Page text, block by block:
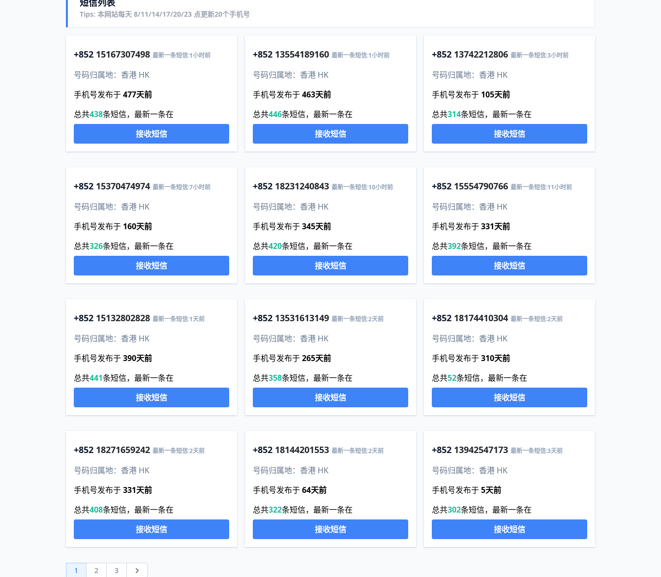
短信列表
Tips: 本网站每天 8/11/14/17/20/23 点更新20个手机号
+852 15167307498 最新一条短信:1小时前
号码归属地：香港 HK
手机号发布于477天前
总共438条短信，最新一条在
接收短信
+852 13554189160 最新一条短信:1小时前
号码归属地：香港 HK
手机号发布于463天前
总共446条短信，最新一条在
接收短信
+852 13742212806 最新一条短信:3小时前
号码归属地：香港 HK
手机号发布于 105天前
总共314条短信，最新一条在
接收短信
+852 15370474974 最新一条短信:7小时前
号码归属地：香港 HK
手机号发布于 160天前
总共326条短信，最新一条在
接收短信
+852 18231240843 最新一条短信:10小时前
号码归属地：香港 HK
手机号发布于345天前
总共420条短信，最新一条在
接收短信
+852 15554790766 最新一条短信:11小时前
号码归属地：香港 HK
手机号发布于331天前
总共392条短信，最新一条在
接收短信
+852 15132802828 最新一条短信:1天前
号码归属地：香港 HK
手机号发布于390天前
总共441条短信，最新一条在
接收短信
+852 13531613149 最新一条短信:2天前
号码归属地：香港 HK
手机号发布于265天前
总共358条短信，最新一条在
接收短信
+852 18174410304 最新一条短信:2天前
号码归属地：香港 HK
手机号发布于310天前
总共52条短信，最新一条在
接收短信
+852 18271659242 最新一条短信:2天前
号码归属地：香港 HK
手机号发布于331天前
总共408条短信，最新一条在
接收短信
+852 18144201553 最新一条短信:2天前
号码归属地：香港 HK
手机号发布于64天前
总共322条短信，最新一条在
接收短信
+852 13942547173 最新一条短信:3天前
号码归属地：香港 HK
手机号发布于5天前
总共302条短信，最新一条在
接收短信
1 2 3 Next